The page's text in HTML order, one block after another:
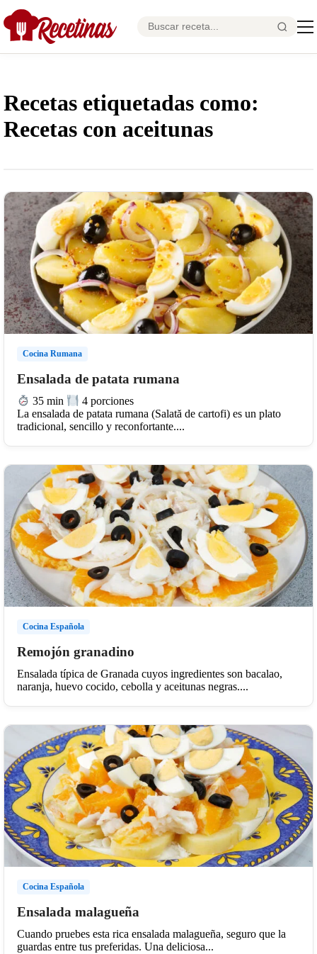
Recetas etiquetadas como:
Recetas con aceitunas
Cocina Rumana
Ensalada de patata rumana
35 min
4 porciones
La ensalada de patata rumana (Salată de cartofi) es un plato
tradicional, sencillo y reconfortante....
Cocina Española
Remojón granadino
Ensalada típica de Granada cuyos ingredientes son bacalao,
naranja, huevo cocido, cebolla y aceitunas negras....
Cocina Española
Ensalada malagueña
Cuando pruebes esta rica ensalada malagueña, seguro que la
guardas entre tus preferidas. Una deliciosa...